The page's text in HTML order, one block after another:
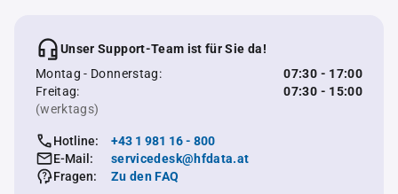
Unser Support-Team ist für Sie da!
Montag - Donnerstag:
07:30 - 17:00
Freitag:
07:30 - 15:00
(werktags)
Hotline:
+43 1 981 16 - 800
E-Mail:
servicedesk@hfdata.at
Fragen:
Zu den FAQ